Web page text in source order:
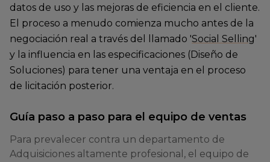
datos de uso y las mejoras de eficiencia en el cliente.
El proceso a menudo comienza mucho antes de la
negociación real a través del llamado 'Social Selling'
y la influencia en las especificaciones (Diseño de
Soluciones) para tener una ventaja en el proceso
de licitación posterior.
Guía paso a paso para el equipo de ventas
Para prevalecer contra un departamento de
Adquisiciones altamente profesional, el equipo de